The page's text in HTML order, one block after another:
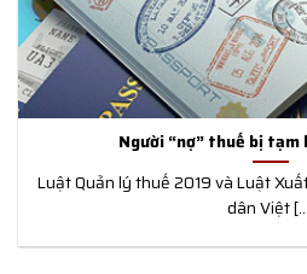
Người “nợ” thuế bị tạm
Luật Quản lý thuế 2019 và Luật
dân Việt